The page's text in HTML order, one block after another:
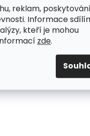
reklam,
Informace
kteří je mohou
zde.